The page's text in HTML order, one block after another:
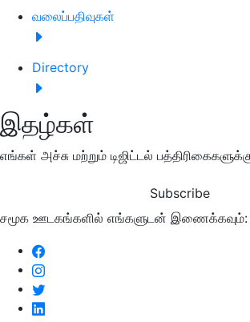
வலைப்பதிவுகள்
Directory
இதழ்கள்
எங்கள் அச்சு மற்றும் டிஜிட்டல்
Subscribe
சமூக ஊடகங்களில் எங்களுடன் இணைக்கவும்: